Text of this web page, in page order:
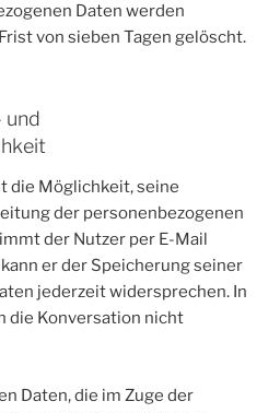
Daten werden
von sieben Tagen gelöscht.
die Möglichkeit, seine
der personenbezogenen
der Nutzer per E-Mail
er der Speicherung seiner
jederzeit widersprechen. In
die Konversation nicht
Daten, die im Zuge der